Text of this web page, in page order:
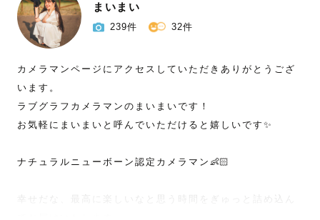
まいまい
239件 32件
カメラマンページにアクセスしていただきありがとうござ
います。
ラブグラフカメラマンのまいまいです！
お気軽にまいまいと呼んでいただけると嬉しいです✨
ナチュラルニューボーン認定カメラマン👶🏻
幸せだな、最高に楽しいなと思う時間をぎゅっと詰め込ん